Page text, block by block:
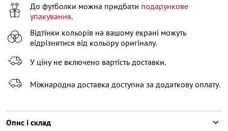
До футболки можна придбати подарункове
упакування.
Відтінки кольорів на вашому екрані можуть
відрізнятися від кольору оригіналу.
У ціну не включено вартість доставки.
Міжнародна доставка доступна за додаткову оплату.
Опис і склад